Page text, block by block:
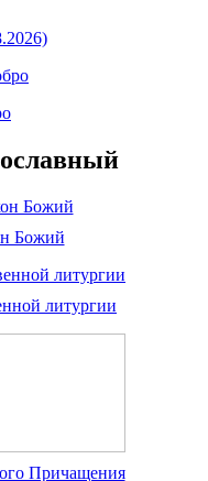
Божий
литургии
Причащения